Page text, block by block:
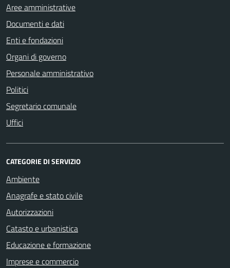
Aree amministrative
Documenti e dati
Enti e fondazioni
Organi di governo
Personale amministrativo
Politici
Segretario comunale
Uffici
CATEGORIE DI SERVIZIO
Ambiente
Anagrafe e stato civile
Autorizzazioni
Catasto e urbanistica
Educazione e formazione
Imprese e commercio